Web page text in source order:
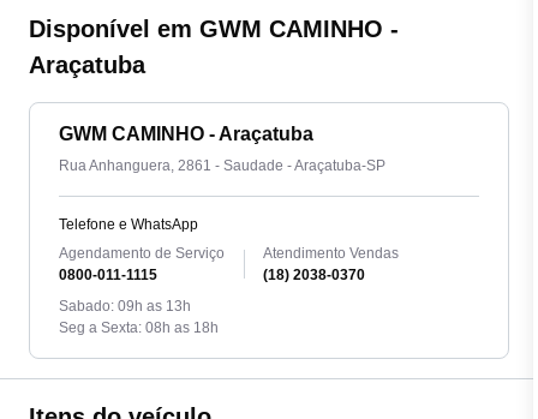
Disponível em GWM CAMINHO -
Araçatuba
GWM CAMINHO - Araçatuba
Rua Anhanguera, 2861 - Saudade - Araçatuba-SP
Telefone e WhatsApp
Agendamento de Serviço
0800-011-1115
Atendimento Vendas
(18) 2038-0370
Sabado: 09h as 13h
Seg a Sexta: 08h as 18h